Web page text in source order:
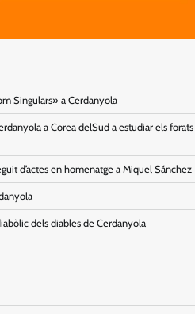
Singulars» a Cerdanyola
a Corea delSud a estudiar els forats
d’actes en homenatge a Miquel Sánchez
dels diables de Cerdanyola